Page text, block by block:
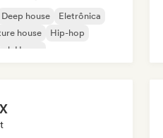
Deep house
Eletrônica
house
Hip-hop
House